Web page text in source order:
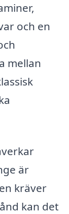
och en
mellan
är
kräver
kan det